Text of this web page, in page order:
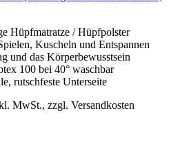
Hüpfmatratze / Hüpfpolster
Kuscheln und Entspannen
und das Körperbewusstsein
100 bei 40° waschbar
rutschfeste Unterseite
MwSt., zzgl. Versandkosten